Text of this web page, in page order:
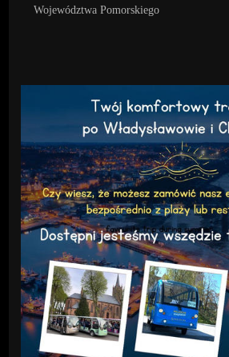
Województwa Pomorskiego